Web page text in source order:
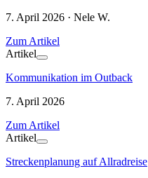
7. April 2026 · Nele W.
Zum Artikel
Artikel
Kommunikation im Outback
7. April 2026
Zum Artikel
Artikel
Streckenplanung auf Allradreise